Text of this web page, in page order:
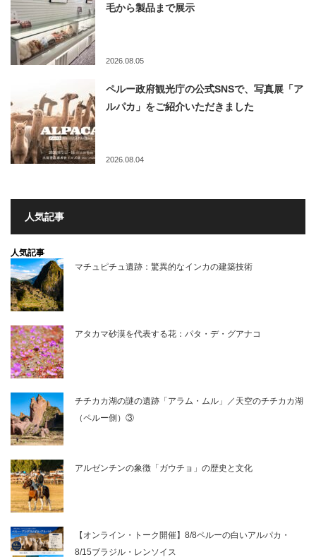
毛から製品まで展示
2026.08.05
ペルー政府観光庁の公式SNSで、写真展「ア
ルパカ」をご紹介いただきました
2026.08.04
人気記事
人気記事
マチュピチュ遺跡：驚異的なインカの建築技術
アタカマ砂漠を代表する花：パタ・デ・グアナコ
チチカカ湖の謎の遺跡「アラム・ムル」／天空のチチカカ湖
（ペルー側）③
アルゼンチンの象徴「ガウチョ」の歴史と文化
【オンライン・トーク開催】8/8ペルーの白いアルパカ・
8/15ブラジル・レンソイス